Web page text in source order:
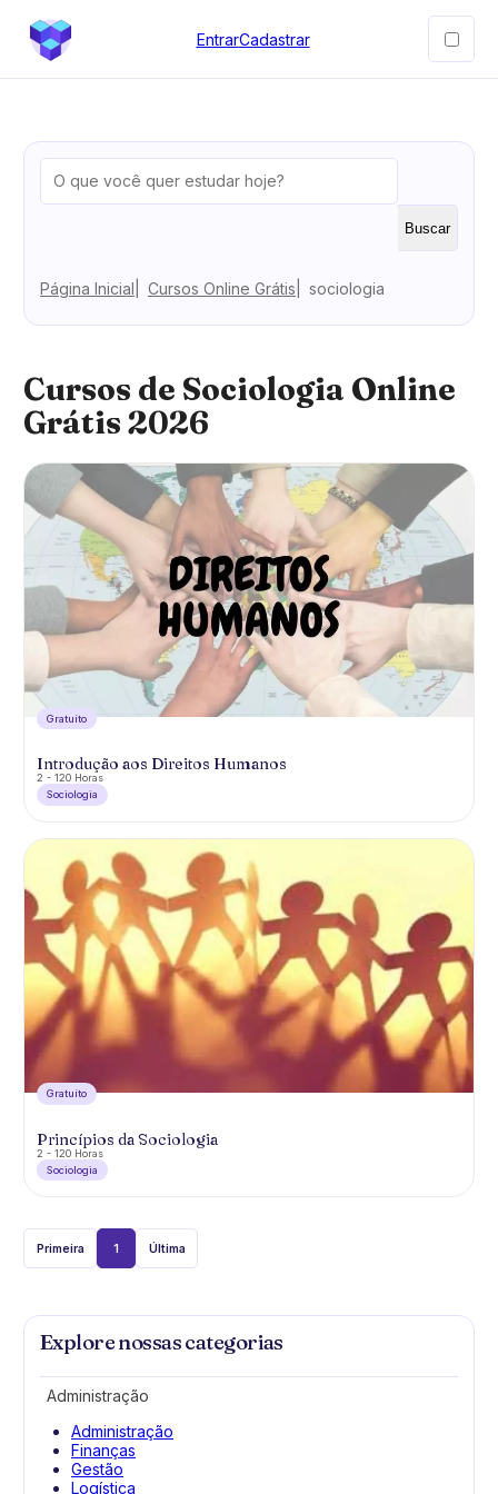
EntrarCadastrar
Buscar
Página Inicial Cursos Online Grátis sociologia
Cursos de Sociologia Online
Grátis 2026
Gratuíto
Introdução aos Direitos Humanos
2 - 120 Horas
Sociologia
Gratuíto
Princípios da Sociologia
2 - 120 Horas
Sociologia
Primeira 1 Última
Explore nossas categorias
Administração
Administração
Finanças
Gestão
Logística